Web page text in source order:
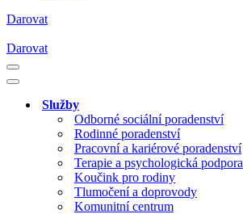
Darovat
Darovat
Navigační
menu
Navigační
Služby
Odborné sociální poradenství
Rodinné poradenství
Pracovní a kariérové poradenství
Terapie a psychologická podpora
Koučink pro rodiny
Tlumočení a doprovody
Komunitní centrum